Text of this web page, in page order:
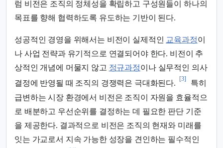
럼 비전은 조직의 정체성을 확립하고 구성원들이 하나의
목표를 향해 협력하도록 유도하는 기반이 된다.
성공적인 경영을 위해서는 비전이 실제적인 교육과정이
나 사업 전략과 유기적으로 연결되어야 한다. 비전이 추
상적인 개념에 머물지 않고 정규과정이나 실무적인 의사
결정에 반영될 때 조직의 경쟁력은 극대화된다.
[3]
특히
급변하는 시장 환경에서 비전은 조직이 자원을 효율적으
로 배분하고 우선순위를 결정하는 데 필요한 판단 기준
을 제공한다. 결과적으로 비전은 조직의 현재와 미래를
잇는 가교로서 지속 가능한 성장을 견인하는 필수적인